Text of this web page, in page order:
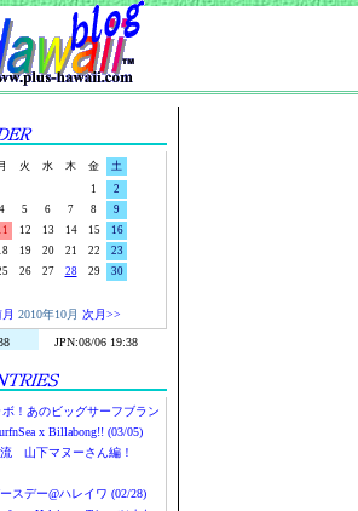
火 水 木 金
土
1
2
4 5 6 7 8
9
12 13 14 15
16
19 20 21 22
23
26 27 28 29
30
2010年10月 次月>>
ボ！あのビッグサーフブラン
x Billabong!! (03/05)
山下マヌーさん編！
スデー@ハレイワ (02/28)